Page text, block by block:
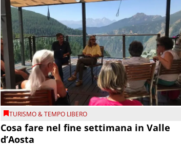
TURISMO & TEMPO LIBERO
Cosa fare nel fine settimana in Valle
d’Aosta